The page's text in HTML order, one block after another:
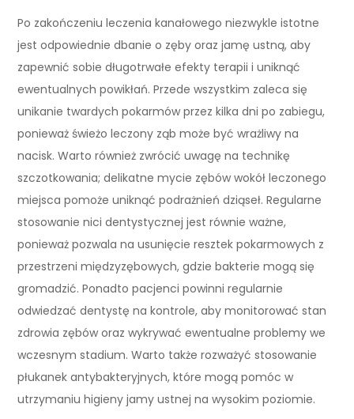
Po zakończeniu leczenia kanałowego niezwykle istotne
jest odpowiednie dbanie o zęby oraz jamę ustną, aby
zapewnić sobie długotrwałe efekty terapii i uniknąć
ewentualnych powikłań. Przede wszystkim zaleca się
unikanie twardych pokarmów przez kilka dni po zabiegu,
ponieważ świeżo leczony ząb może być wrażliwy na
nacisk. Warto również zwrócić uwagę na technikę
szczotkowania; delikatne mycie zębów wokół leczonego
miejsca pomoże uniknąć podrażnień dziąseł. Regularne
stosowanie nici dentystycznej jest równie ważne,
ponieważ pozwala na usunięcie resztek pokarmowych z
przestrzeni międzyzębowych, gdzie bakterie mogą się
gromadzić. Ponadto pacjenci powinni regularnie
odwiedzać dentystę na kontrole, aby monitorować stan
zdrowia zębów oraz wykrywać ewentualne problemy we
wczesnym stadium. Warto także rozważyć stosowanie
płukanek antybakteryjnych, które mogą pomóc w
utrzymaniu higieny jamy ustnej na wysokim poziomie.